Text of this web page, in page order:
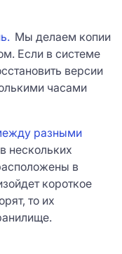
Мы делаем копии
Если в системе
версии
часами
разными
нескольких
в
короткое
то их